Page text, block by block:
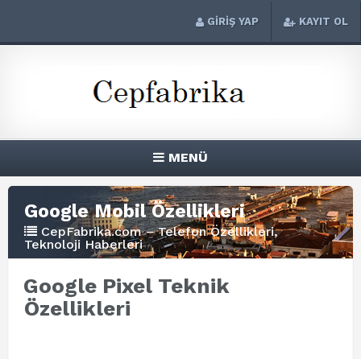
GİRİŞ YAP KAYIT OL
MENÜ
Google Mobil Özellikleri
CepFabrika.com – Telefon Özellikleri,
Teknoloji Haberleri
Google Pixel Teknik
Özellikleri